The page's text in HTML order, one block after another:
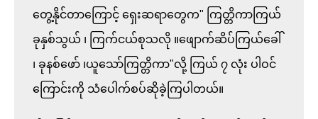
တွေ့နိုင်တာကြောင့် ရှေးဆရာတွေက" ကြတ္တိကာကြယ်
ခုနှစ်သွယ် ၊ ကြက်ငယ်စုသလို ။ဖျောက်ဆိပ်ကြယ်ခေါ်
၊ ခုနစ်ဖော် ၊ယူသော်ကြတ္တိကာ"လို့ ကြယ် ၇ လုံး ပါဝင်
ကြောင်းကို သံပေါက်စပ်ဆိုခဲ့ကြပါတယ်။